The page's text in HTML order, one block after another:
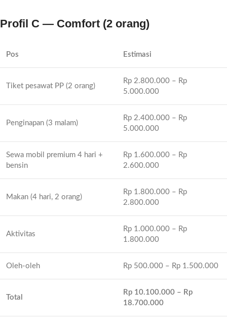
Profil C — Comfort (2 orang)
Pos Estimasi
Tiket pesawat PP (2 orang)
Rp 2.800.000 – Rp
5.000.000
Penginapan (3 malam)
Rp 2.400.000 – Rp
5.000.000
Sewa mobil premium 4 hari +
bensin
Rp 1.600.000 – Rp
2.600.000
Makan (4 hari, 2 orang)
Rp 1.800.000 – Rp
2.800.000
Aktivitas
Rp 1.000.000 – Rp
1.800.000
Oleh-oleh Rp 500.000 – Rp 1.500.000
Total
Rp 10.100.000 – Rp
18.700.000